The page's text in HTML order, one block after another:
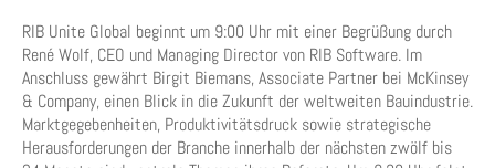
RIB Unite Global beginnt um 9:00 Uhr mit einer Begrüßung durch
René Wolf, CEO und Managing Director von RIB Software. Im
Anschluss gewährt Birgit Biemans, Associate Partner bei McKinsey
& Company, einen Blick in die Zukunft der weltweiten Bauindustrie.
Marktgegebenheiten, Produktivitätsdruck sowie strategische
Herausforderungen der Branche innerhalb der nächsten zwölf bis